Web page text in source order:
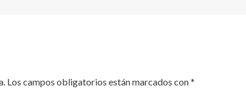
Los campos obligatorios están marcados con*